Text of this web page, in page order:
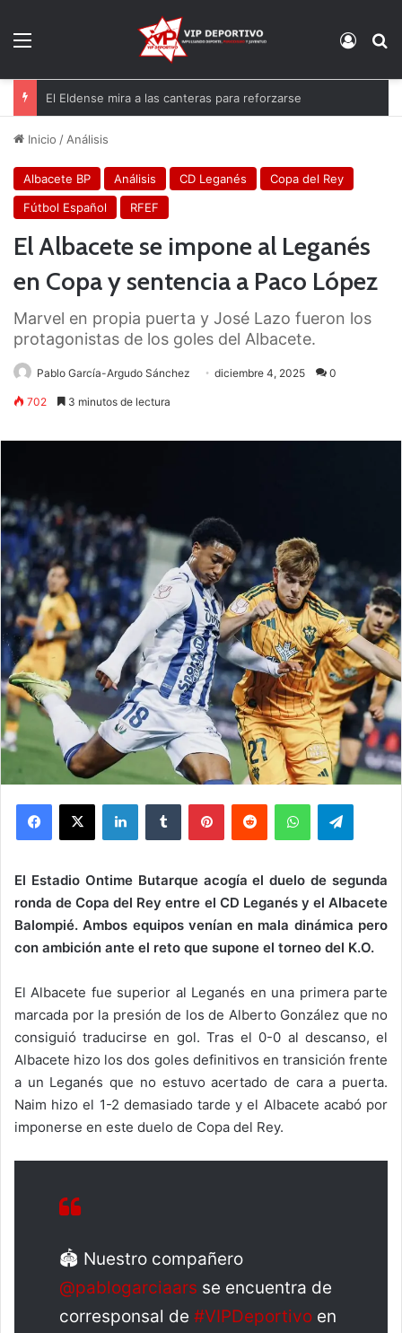
Yan Diomande, nuevo fichaje del Real Madrid
Inicio / Análisis
Albacete BP Análisis CD Leganés
Copa del Rey
Fútbol Español
RFEF
El Albacete se impone al Leganés
en Copa y sentencia a Paco López
Marvel en propia puerta y José Lazo fueron los
protagonistas de los goles del Albacete.
Pablo García-Argudo Sánchez diciembre 4, 2025 0
702 3 minutos de lectura
El Estadio Ontime Butarque acogía el duelo de segunda
ronda de Copa del Rey entre el CD Leganés y el Albacete
Balompié. Ambos equipos venían en mala dinámica pero
con ambición ante el reto que supone el torneo del K.O.
El Albacete fue superior al Leganés en una primera parte
marcada por la presión de los de Alberto González que no
consiguió traducirse en gol. Tras el 0-0 al descanso, el
Albacete hizo los dos goles definitivos en transición frente
a un Leganés que no estuvo acertado de cara a puerta.
Naim hizo el 1-2 demasiado tarde y el Albacete acabó por
imponerse en este duelo de Copa del Rey.
🏟️ Nuestro compañero
@pablogarciaars se encuentra de
corresponsal de #VIPDeportivo en